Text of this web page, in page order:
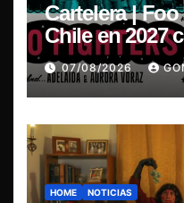
Cartelera |
Chile en 2027
Cover Tour
07/08/2026
HOME NOTICIAS